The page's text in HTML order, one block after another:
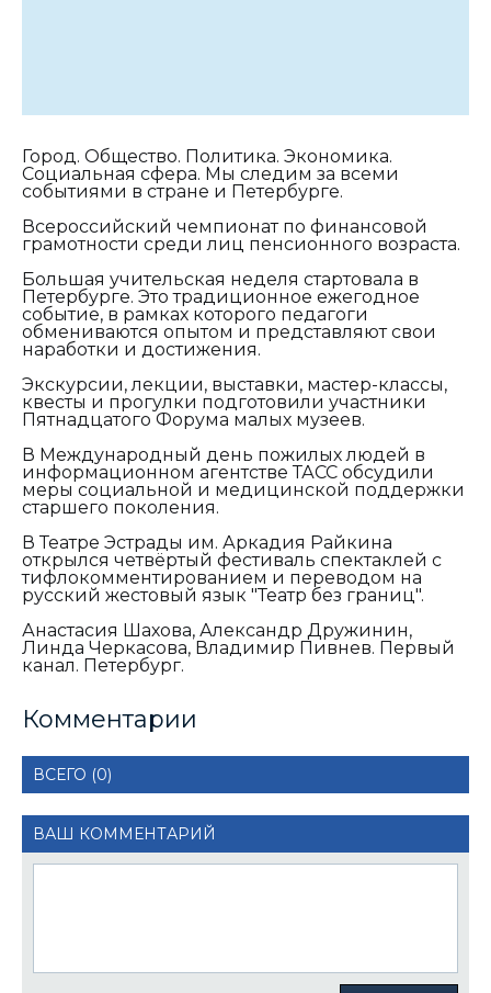
Город. Общество. Политика. Экономика.
Социальная сфера. Мы следим за всеми
событиями в стране и Петербурге.
Всероссийский чемпионат по финансовой
грамотности среди лиц пенсионного возраста.
Большая учительская неделя стартовала в
Петербурге. Это традиционное ежегодное
событие, в рамках которого педагоги
обмениваются опытом и представляют свои
наработки и достижения.
Экскурсии, лекции, выставки, мастер-классы,
квесты и прогулки подготовили участники
Пятнадцатого Форума малых музеев.
В Международный день пожилых людей в
информационном агентстве ТАСС обсудили
меры социальной и медицинской поддержки
старшего поколения.
В Театре Эстрады им. Аркадия Райкина
открылся четвёртый фестиваль спектаклей с
тифлокомментированием и переводом на
русский жестовый язык "Театр без границ".
Анастасия Шахова, Александр Дружинин,
Линда Черкасова, Владимир Пивнев. Первый
канал. Петербург.
Комментарии
ВСЕГО (0)
ВАШ КОММЕНТАРИЙ